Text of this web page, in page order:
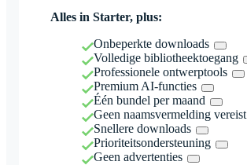
Alles in Starter, plus:
Onbeperkte downloads
Volledige bibliotheektoegang
Professionele ontwerptools
Premium AI-functies
Één bundel per maand
Geen naamsvermelding vereist
Snellere downloads
Prioriteitsondersteuning
Geen advertenties